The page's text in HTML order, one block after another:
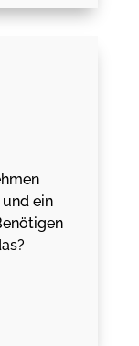
ein